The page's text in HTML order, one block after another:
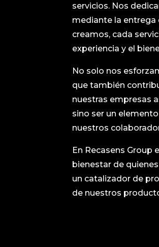
servicios. Nos
mediante la entrega
creamos, cada
experiencia y el
No solo nos
que también
nuestras empresas
sino ser un
nuestros
En Recasens
bienestar de
un catalizador de
de nuestros